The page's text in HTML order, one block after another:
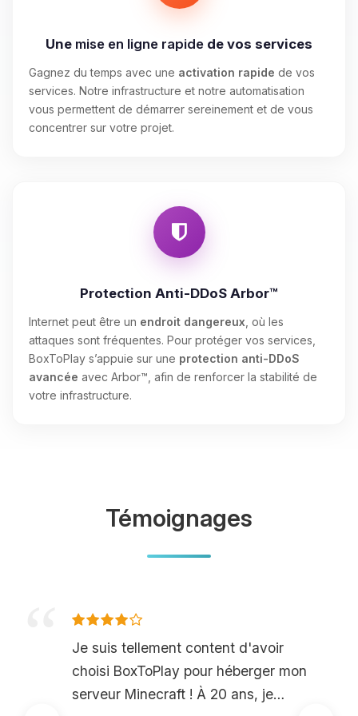
Une mise en ligne rapide de vos services
Gagnez du temps avec une activation rapide de vos
services. Notre infrastructure et notre automatisation
vous permettent de démarrer sereinement et de vous
concentrer sur votre projet.
Protection Anti-DDoS Arbor™
Internet peut être un endroit dangereux , où les
attaques sont fréquentes. Pour protéger vos services,
BoxToPlay s’appuie sur une protection anti-DDoS
avancée avec Arbor™, afin de renforcer la stabilité de
votre infrastructure.
Témoignages
Je suis tellement content d'avoir
choisi BoxToPlay pour héberger mon
serveur Minecraft ! À 20 ans, je